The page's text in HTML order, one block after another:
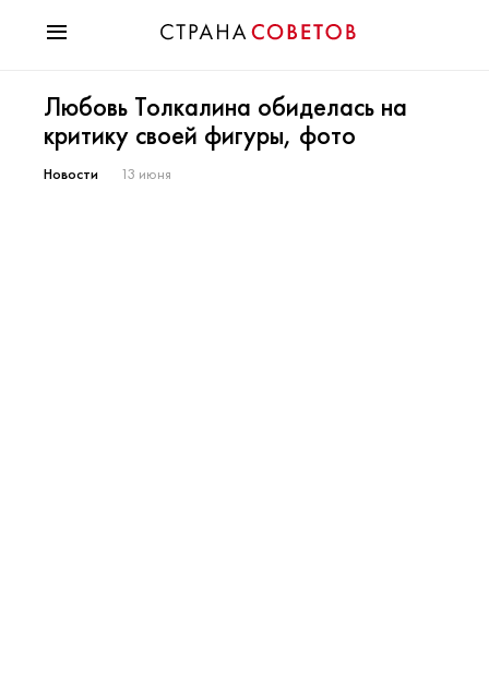
Мода
Звезды
Гороскопы
Любовь Толкалина обиделась на
критику своей фигуры, фото
Новости 13 июня